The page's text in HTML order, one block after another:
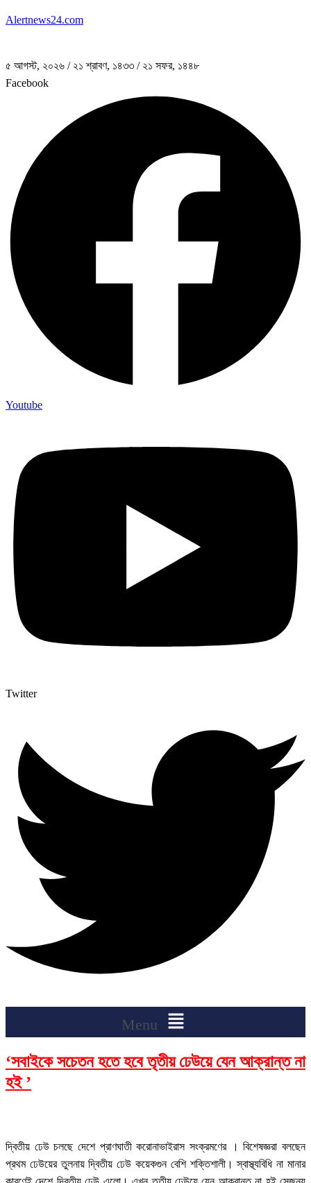
Alertnews24.com
৫ আগস্ট, ২০২৬ / ২১ শ্রাবণ, ১৪৩৩ / ২১ সফর, ১৪৪৮
Facebook
Youtube
Twitter
Menu
‘সবাইকে সচেতন হতে হবে তৃতীয় ঢেউয়ে যেন আক্রান্ত না
হই ’
দ্বিতীয় ঢেউ চলছে দেশে প্রাণঘাতী করোনাভাইরাস সংক্রমণের । বিশেষজ্ঞরা বলছেন
প্রথম ঢেউয়ের তুলনায় দ্বিতীয় ঢেউ কয়েকগুন বেশি শক্তিশালী। স্বাস্থ্যবিধি না মানার